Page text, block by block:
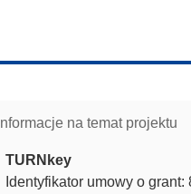
Informacje na temat projektu
TURNkey
Identyfikator umowy o grant: